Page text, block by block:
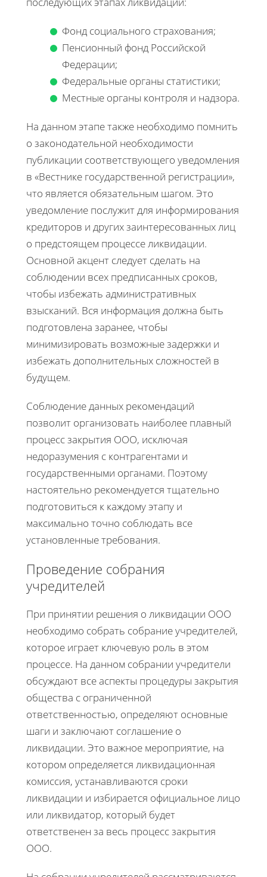
Фонд социального страхования;
Пенсионный фонд Российской
Федерации;
Федеральные органы статистики;
Местные органы контроля и надзора.
На данном этапе также необходимо помнить
о законодательной необходимости
публикации соответствующего уведомления
в «Вестнике государственной регистрации»,
что является обязательным шагом. Это
уведомление послужит для информирования
кредиторов и других заинтересованных лиц
о предстоящем процессе ликвидации.
Основной акцент следует сделать на
соблюдении всех предписанных сроков,
чтобы избежать административных
взысканий. Вся информация должна быть
подготовлена заранее, чтобы
минимизировать возможные задержки и
избежать дополнительных сложностей в
будущем.
Соблюдение данных рекомендаций
позволит организовать наиболее плавный
процесс закрытия ООО, исключая
недоразумения с контрагентами и
государственными органами. Поэтому
настоятельно рекомендуется тщательно
подготовиться к каждому этапу и
максимально точно соблюдать все
установленные требования.
Проведение собрания
учредителей
При принятии решения о ликвидации ООО
необходимо собрать собрание учредителей,
которое играет ключевую роль в этом
процессе. На данном собрании учредители
обсуждают все аспекты процедуры закрытия
общества с ограниченной
ответственностью, определяют основные
шаги и заключают соглашение о
ликвидации. Это важное мероприятие, на
котором определяется ликвидационная
комиссия, устанавливаются сроки
ликвидации и избирается официальное лицо
или ликвидатор, который будет
ответственен за весь процесс закрытия
ООО.